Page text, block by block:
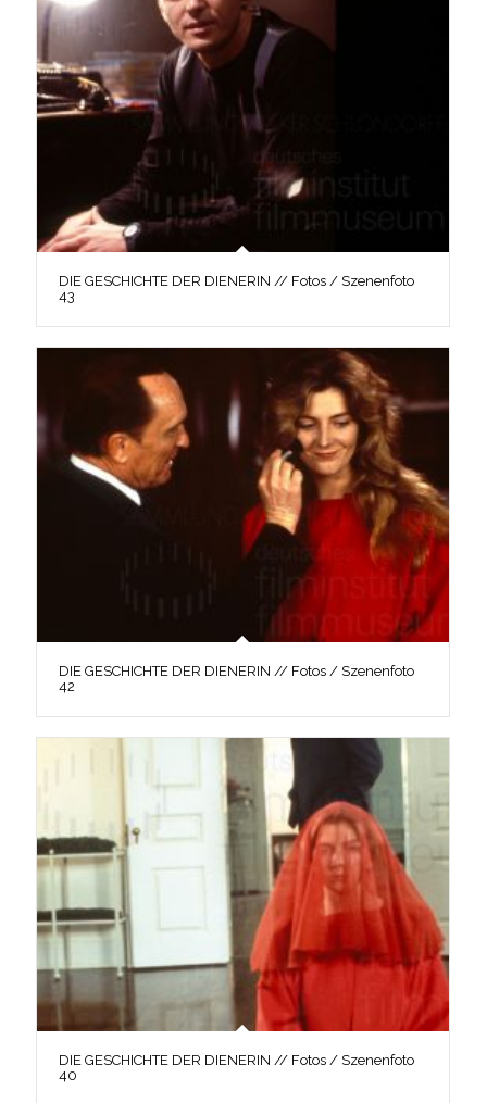
DIE GESCHICHTE DER DIENERIN // Fotos / Szenenfoto
43
DIE GESCHICHTE DER DIENERIN // Fotos / Szenenfoto
42
DIE GESCHICHTE DER DIENERIN // Fotos / Szenenfoto
40